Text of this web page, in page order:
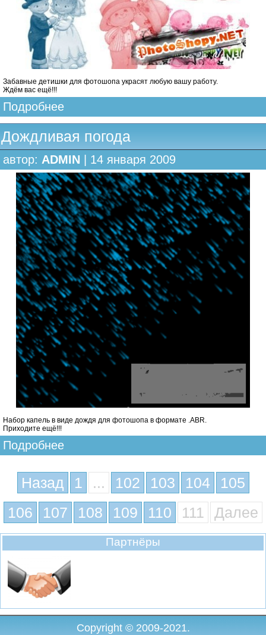
Забавные детишки для фотошопа украсят любую вашу работу.
Ждём вас ещё!!!
Подробнее
Дождливая погода
автор: ADMIN | 14 января 2009
Набор капель в виде дождя для фотошопа в формате .ABR.
Приходите ещё!!!
Подробнее
Назад 1 ... 102 103 104
105
106
107 108 109 110 111 Далее
Партнёры
Copyright © 2009-2021.